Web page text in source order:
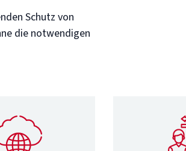
Schutz von
die notwendigen